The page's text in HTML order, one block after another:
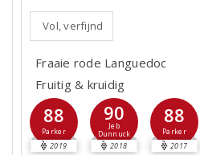
Vol, verfijnd
Fraaie rode Languedoc
Fruitig & kruidig
88
Parker
2019
90
Jeb
Dunnuck
2018
88
Parker
2017